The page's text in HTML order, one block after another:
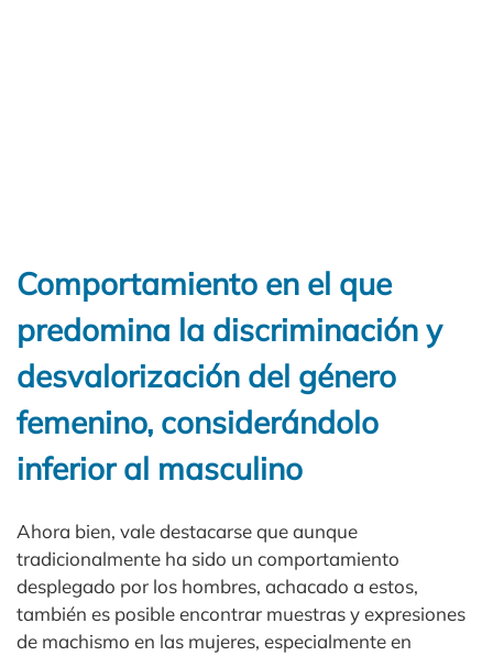
Comportamiento en el que
predomina la discriminación y
desvalorización del género
femenino, considerándolo
inferior al masculino
Ahora bien, vale destacarse que aunque
tradicionalmente ha sido un comportamiento
desplegado por los hombres, achacado a estos,
también es posible encontrar muestras y expresiones
de machismo en las mujeres, especialmente en